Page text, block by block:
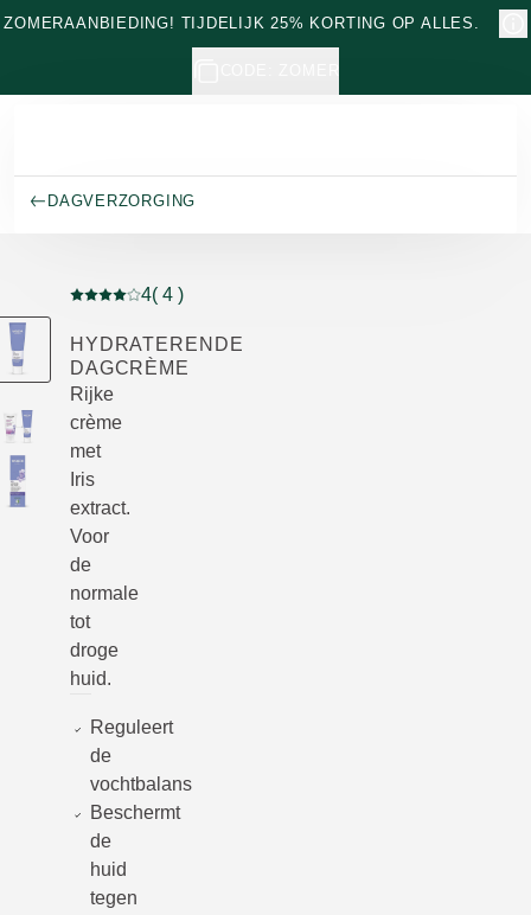
Naar hoofdinhoud gaan
ZOMERAANBIEDING! TIJDELIJK 25% KORTING OP ALLES.
DAGVERZORGING
Beoordeling: 4 van 5 beoordeeld door 4 personen
4( 4 )
HYDRATERENDE
DAGCRÈME
Rijke
crème
met
Iris
extract.
Voor
de
normale
tot
droge
huid.
Reguleert
de
vochtbalans
Beschermt
de
huid
tegen